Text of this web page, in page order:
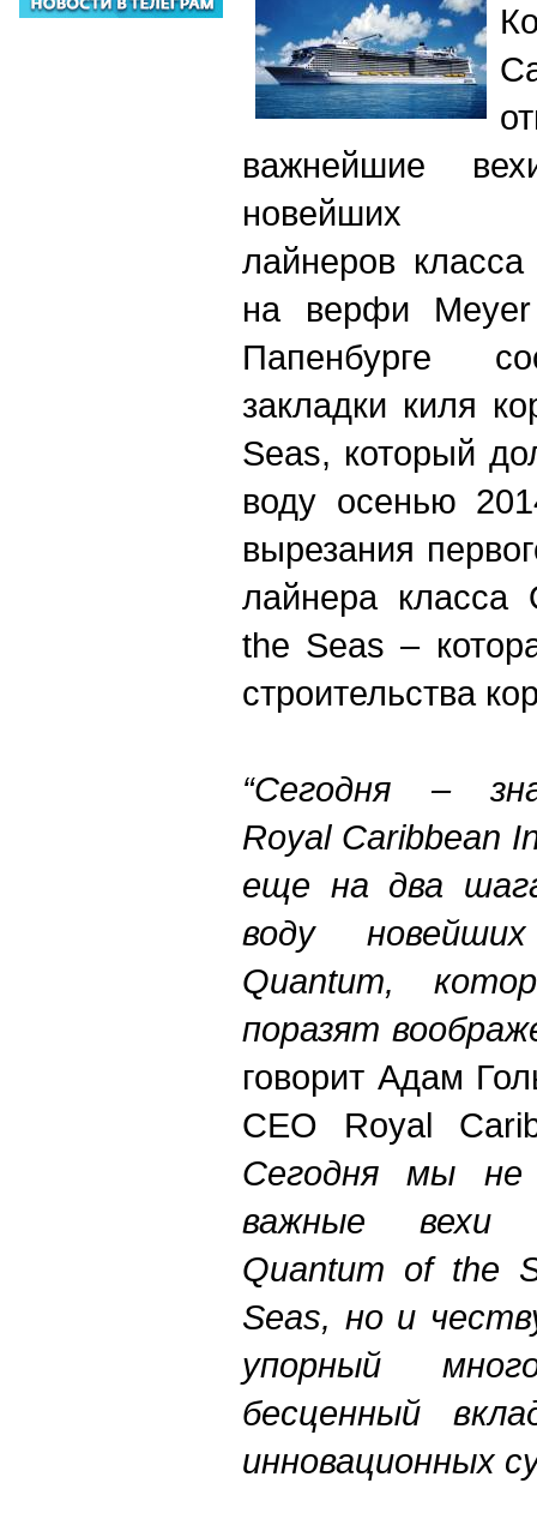
важнейшие
новейших
лайнеров
на верфи
Папенбурге
закладки киля
Seas, который
воду осенью
вырезания
лайнера класса
the Seas –
строительства
“Сегодня –
Royal Caribbean
еще на два
воду
Quantum,
поразят
говорит Адам
CEO Royal
Сегодня мы не
важные вехи
Quantum of the
Seas, но и
упорный
бесценный
инновационных